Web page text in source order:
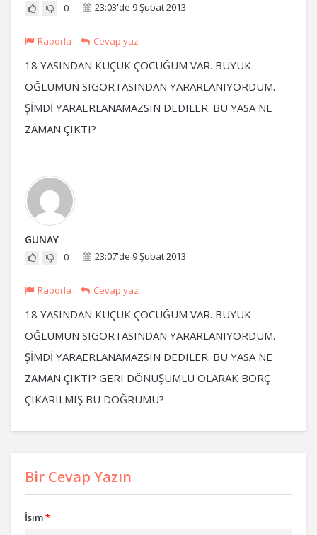
0 23:03'de 9 Şubat 2013
Raporla Cevap yaz
18 YASINDAN KUÇUK ÇOCUĞUM VAR. BUYUK
OĞLUMUN SIGORTASINDAN YARARLANIYORDUM.
ŞİMDİ YARAERLANAMAZSIN DEDILER. BU YASA NE
ZAMAN ÇIKTI?
GUNAY
0 23:07'de 9 Şubat 2013
Raporla Cevap yaz
18 YASINDAN KUÇUK ÇOCUĞUM VAR. BUYUK
OĞLUMUN SIGORTASINDAN YARARLANIYORDUM.
ŞİMDİ YARAERLANAMAZSIN DEDILER. BU YASA NE
ZAMAN ÇIKTI? GERI DÖNUŞUMLU OLARAK BORÇ
ÇIKARILMIŞ BU DOĞRUMU?
Bir Cevap Yazın
İsim*